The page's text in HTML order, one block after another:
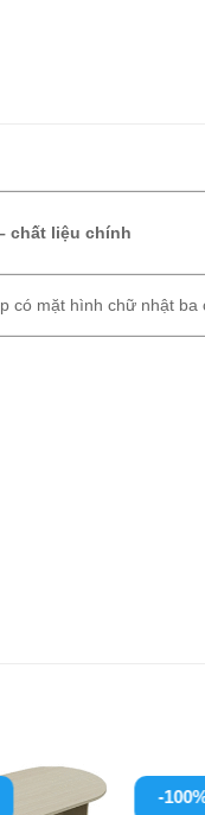
chất liệu chính
có mặt hình chữ nhật
-